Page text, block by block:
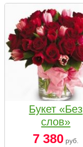
Букет «Без
слов»
7 380 руб.